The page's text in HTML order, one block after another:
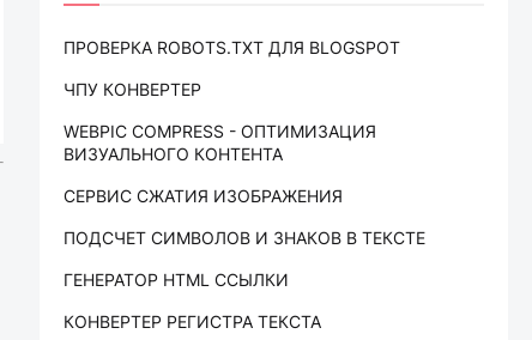
ПРОВЕРКА ROBOTS.TXT ДЛЯ BLOGSPOT
ЧПУ КОНВЕРТЕР
WEBPIC COMPRESS - ОПТИМИЗАЦИЯ
ВИЗУАЛЬНОГО КОНТЕНТА
СЕРВИС СЖАТИЯ ИЗОБРАЖЕНИЯ
ПОДСЧЕТ СИМВОЛОВ И ЗНАКОВ В ТЕКСТЕ
ГЕНЕРАТОР HTML ССЫЛКИ
КОНВЕРТЕР РЕГИСТРА ТЕКСТА